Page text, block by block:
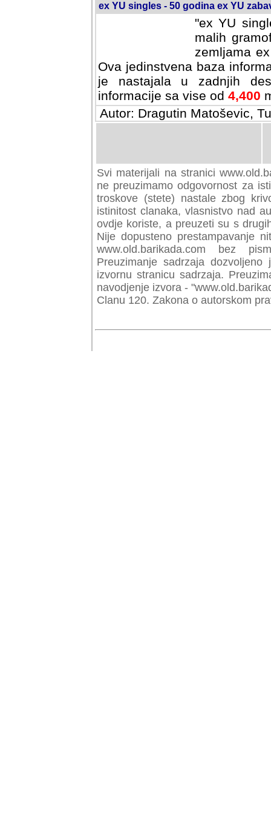
ex YU singles - 50 godina ex YU
"ex YU
malih
zemljama
Ova jedinstvena baza
je nastajala u zadnjih
informacije sa vise od 4,400
Autor: Dragutin Matoševic,
Svi materijali na stranici
preuzimamo odgovornost za
troskove (stete) nastale zbog
istinitost clanaka, vlasnistvo nad
ovdje koriste, a preuzeti su s
Nije dopusteno prestampavanje
www.old.barikada.com bez
Preuzimanje sadrzaja
izvornu stranicu sadrzaja.
navodjenje izvora -
Clanu 120. Zakona o autorskom